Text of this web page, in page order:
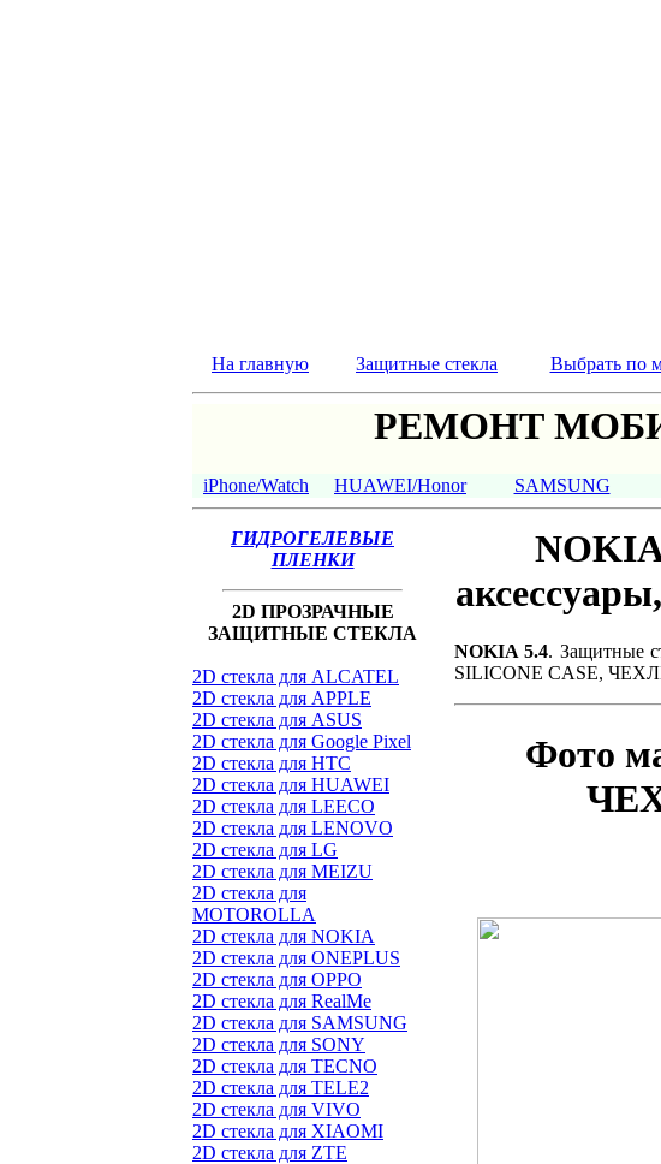
На главную Защитные стекла Выбрать по
РЕМОНТ
iPhone/Watch HUAWEI/Honor SAMSUNG
ГИДРОГЕЛЕВЫЕ
ПЛЕНКИ
2D ПРОЗРАЧНЫЕ
ЗАЩИТНЫЕ СТЕКЛА
2D стекла для ALCATEL
2D стекла для APPLE
2D стекла для ASUS
2D стекла для Google Pixel
2D стекла для HTC
2D стекла для HUAWEI
2D стекла для LEECO
2D стекла для LENOVO
2D стекла для LG
2D стекла для MEIZU
2D стекла для
MOTOROLLA
2D стекла для NOKIA
2D стекла для ONEPLUS
2D стекла для OPPO
2D стекла для RealMe
2D стекла для SAMSUNG
2D стекла для SONY
2D стекла для TECNO
2D стекла для TELE2
2D стекла для VIVO
2D стекла для XIAOMI
2D стекла для ZTE
NOKIA 5.4. Защитные
SILICONE CASE,
Фото